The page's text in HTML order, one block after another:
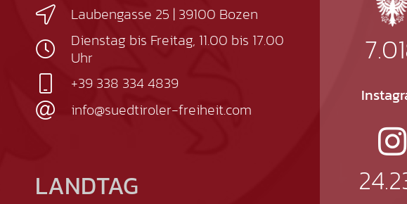
Laubengasse 25 | 39100 Bozen
Dienstag bis Freitag, 11.00 bis 17.00
Uhr
+39 338 334 4839
info@suedtiroler-freiheit.com
LANDTAG